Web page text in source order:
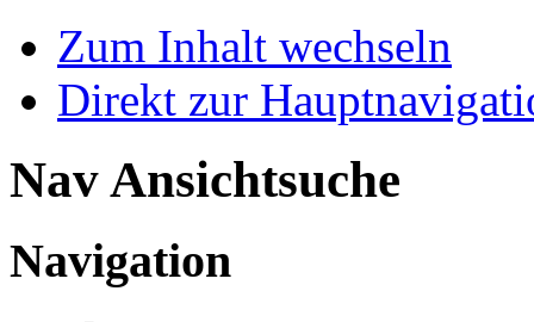
Zum Inhalt wechseln
Direkt zur
Nav Ansichtsuche
Navigation